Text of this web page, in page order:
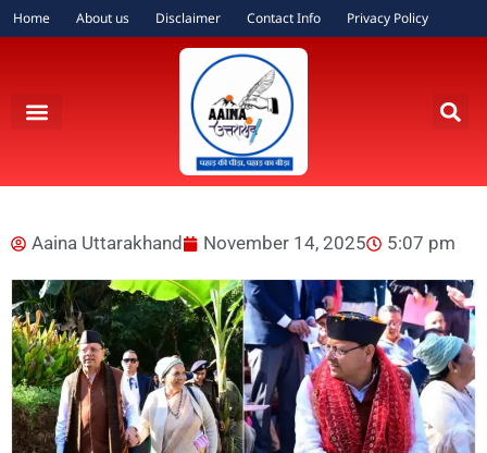
Home About us Disclaimer Contact Info Privacy Policy
Aaina Uttarakhand November 14, 2025 5:07 pm